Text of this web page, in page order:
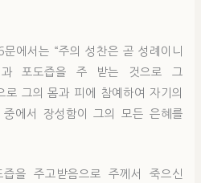
에서는 “주의 성찬은 곧 성례이니
과 포도즙을 주 받는 것으로 그
그의 몸과 피에 참예하여 자기의
에서 장성함이 그의 모든 은혜를
을 주고받음으로 주께서 죽으신